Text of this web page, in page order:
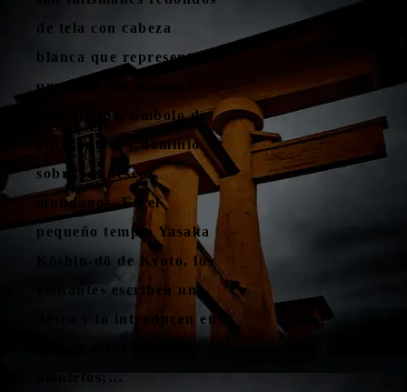
de tela con cabeza
blanca que representan
un mono con manos y
pies atados, símbolo de
autocontrol y dominio
sobre los deseos
mundanos. En el
pequeño templo Yasaka
Kōshin-dō de Kyoto, los
visitantes escriben un
deseo y lo introducen en
amuletos;…